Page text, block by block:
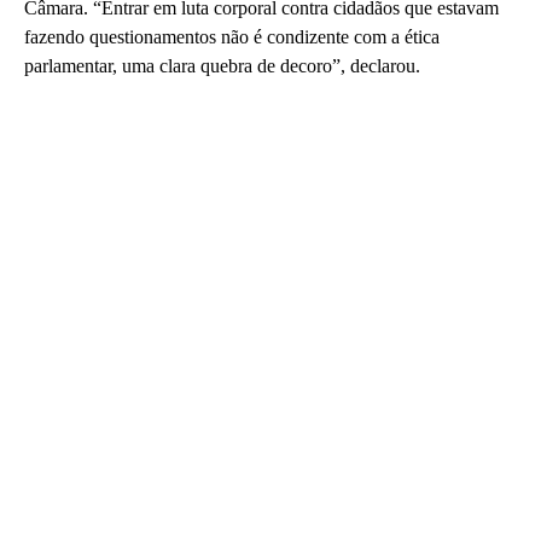
Câmara. “Entrar em luta corporal contra cidadãos que estavam
fazendo questionamentos não é condizente com a ética
parlamentar, uma clara quebra de decoro”, declarou.